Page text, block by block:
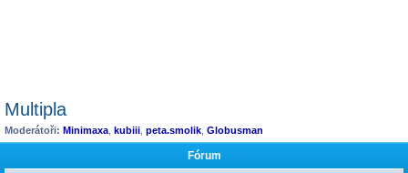
Multipla
Moderátoři: Minimaxa kubiii peta.smolik Globusman
Fórum